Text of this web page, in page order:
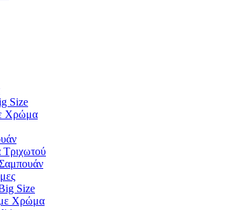
Size
Χρώμα
Size
Χρώμα